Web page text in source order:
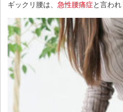
ギックリ腰は、 急性腰痛症と言われ